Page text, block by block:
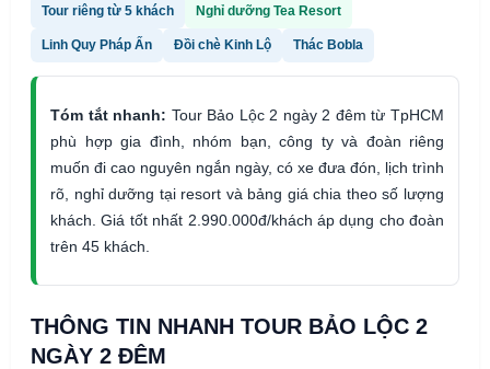
Tour riêng từ 5 khách Nghỉ dưỡng Tea Resort
Linh Quy Pháp Ấn Đồi chè Kinh Lộ Thác Bobla
Tóm tắt nhanh: Tour Bảo Lộc 2 ngày 2 đêm từ TpHCM
phù hợp gia đình, nhóm bạn, công ty và đoàn riêng
muốn đi cao nguyên ngắn ngày, có xe đưa đón, lịch trình
rõ, nghỉ dưỡng tại resort và bảng giá chia theo số lượng
khách. Giá tốt nhất 2.990.000đ/khách áp dụng cho đoàn
trên 45 khách.
THÔNG TIN NHANH TOUR BẢO LỘC 2
NGÀY 2 ĐÊM